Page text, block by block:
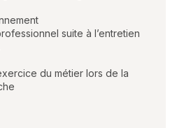
suite à l’entretien
du métier lors de la